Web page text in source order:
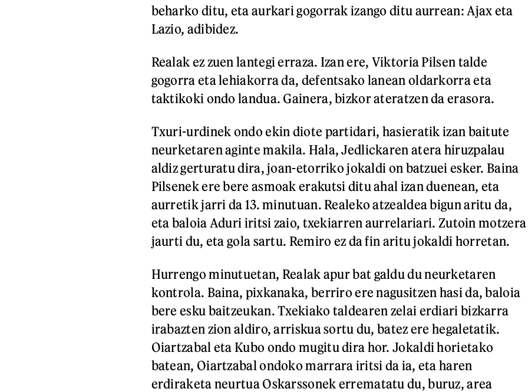
beharko ditu, eta aurkari gogorrak izango ditu aurrean: Ajax eta
Lazio, adibidez.
Realak ez zuen lantegi erraza. Izan ere, Viktoria Pilsen talde
gogorra eta lehiakorra da, defentsako lanean oldarkorra eta
taktikoki ondo landua. Gainera, bizkor ateratzen da erasora.
Txuri-urdinek ondo ekin diote partidari, hasieratik izan baitute
neurketaren aginte makila. Hala, Jedlickaren atera hiruzpalau
aldiz gerturatu dira, joan-etorriko jokaldi on batzuei esker. Baina
Pilsenek ere bere asmoak erakutsi ditu ahal izan duenean, eta
aurretik jarri da 13. minutuan. Realeko atzealdea bigun aritu da,
eta baloia Aduri iritsi zaio, txekiarren aurrelariari. Zutoin motzera
jaurti du, eta gola sartu. Remiro ez da fin aritu jokaldi horretan.
Hurrengo minutuetan, Realak apur bat galdu du neurketaren
kontrola. Baina, pixkanaka, berriro ere nagusitzen hasi da, baloia
bere esku baitzeukan. Txekiako taldearen zelai erdiari bizkarra
irabazten zion aldiro, arriskua sortu du, batez ere hegaletatik.
Oiartzabal eta Kubo ondo mugitu dira hor. Jokaldi horietako
batean, Oiartzabal ondoko marrara iritsi da ia, eta haren
erdiraketa neurtua Oskarssonek errematatu du, buruz, area